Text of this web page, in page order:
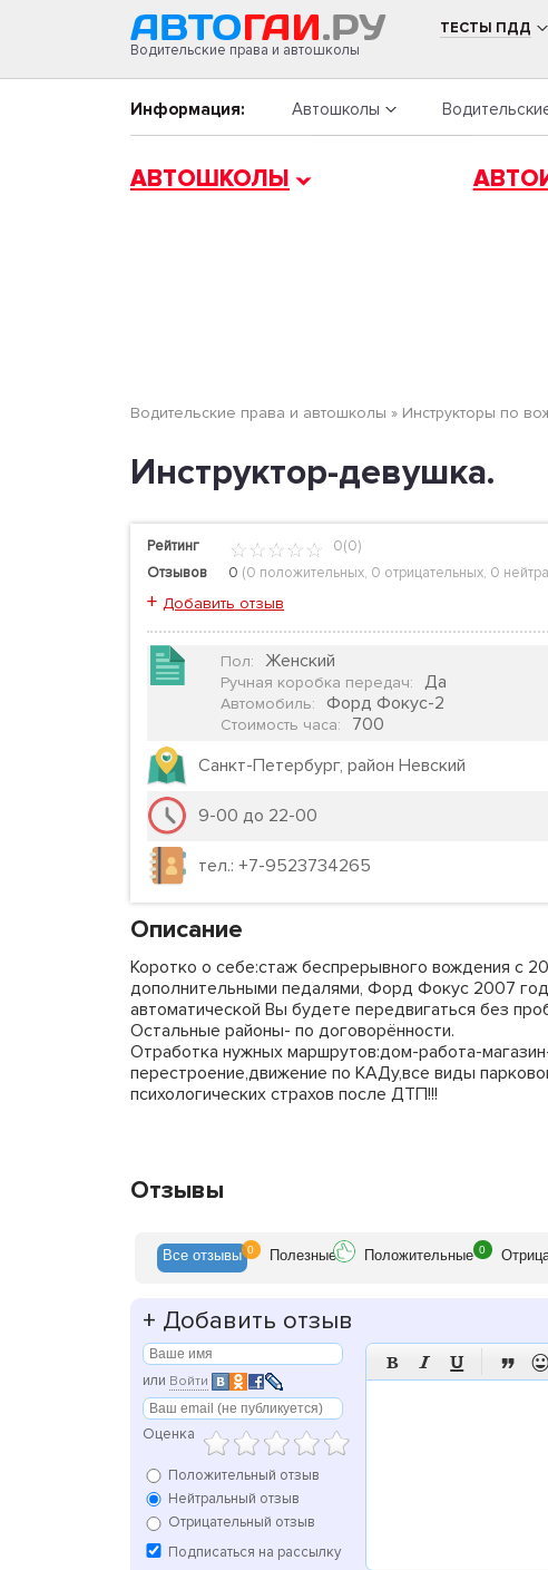
Водительские права и автошколы
ТЕСТЫ ПДД
Информация: Автошколы
АВТОШКОЛЫ
Водительские права и автошколы » Инструкторы по
Инструктор-девушка.
Рейтинг
0(0)
Отзывов
0 (0 положительных, 0 отрицательных, 0
+ Добавить отзыв
Пол: Женский
Ручная коробка передач: Да
Автомобиль: Форд Фокус-2
Стоимость часа:
700
Санкт-Петербург, район Невский
9-00 до 22-00
тел.: +7-9523734265
Описание
Коротко о себе:стаж беспрерывного вождения с
дополнительными педалями, Форд Фокус 2007
автоматической Вы будете передвигаться без
Остальные районы- по договорённости.
Отработка нужных маршрутов:дом-работа-
перестроение,движение по КАДу,все виды
психологических страхов после ДТП!!!
Отзывы
Все отзывы 0 Полезные Положительные 0
+ Добавить отзыв
или Войти
Оценка
Положительный отзыв
Нейтральный отзыв
Отрицательный отзыв
Подписаться на рассылку
    